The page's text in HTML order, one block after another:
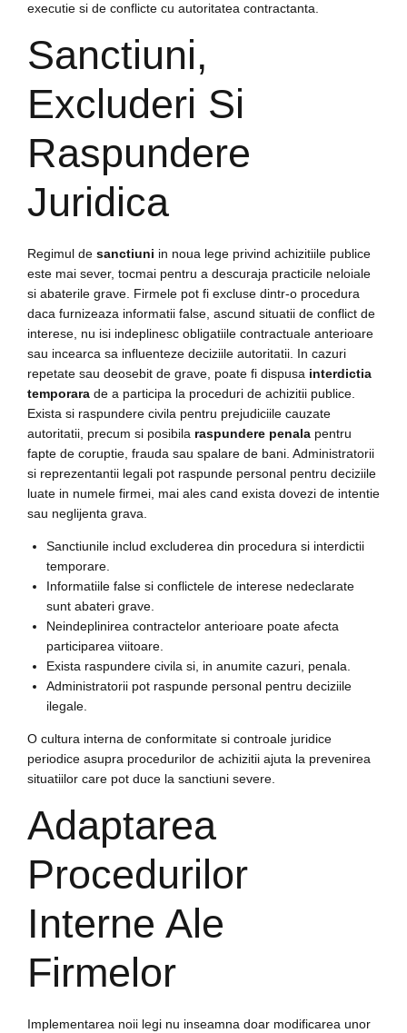
executie si de conflicte cu autoritatea contractanta.
Sanctiuni,
Excluderi Si
Raspundere
Juridica
Regimul de sanctiuni in noua lege privind achizitiile publice
este mai sever, tocmai pentru a descuraja practicile neloiale
si abaterile grave. Firmele pot fi excluse dintr-o procedura
daca furnizeaza informatii false, ascund situatii de conflict de
interese, nu isi indeplinesc obligatiile contractuale anterioare
sau incearca sa influenteze deciziile autoritatii. In cazuri
repetate sau deosebit de grave, poate fi dispusa interdictia
temporara de a participa la proceduri de achizitii publice.
Exista si raspundere civila pentru prejudiciile cauzate
autoritatii, precum si posibila raspundere penala pentru
fapte de coruptie, frauda sau spalare de bani. Administratorii
si reprezentantii legali pot raspunde personal pentru deciziile
luate in numele firmei, mai ales cand exista dovezi de intentie
sau neglijenta grava.
Sanctiunile includ excluderea din procedura si interdictii
temporare.
Informatiile false si conflictele de interese nedeclarate
sunt abateri grave.
Neindeplinirea contractelor anterioare poate afecta
participarea viitoare.
Exista raspundere civila si, in anumite cazuri, penala.
Administratorii pot raspunde personal pentru deciziile
ilegale.
O cultura interna de conformitate si controale juridice
periodice asupra procedurilor de achizitii ajuta la prevenirea
situatiilor care pot duce la sanctiuni severe.
Adaptarea
Procedurilor
Interne Ale
Firmelor
Implementarea noii legi nu inseamna doar modificarea unor